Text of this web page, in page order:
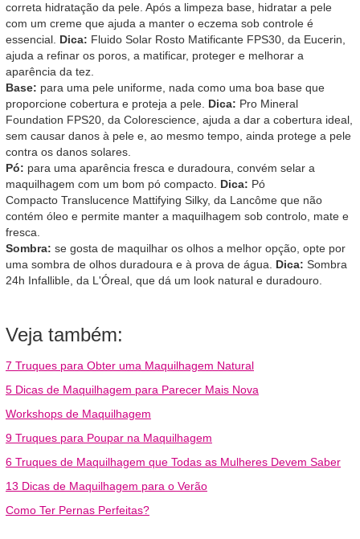
correta hidratação da pele. Após a limpeza base, hidratar a pele
com um creme que ajuda a manter o eczema sob controle é
essencial. Dica: Fluido Solar Rosto Matificante FPS30, da Eucerin,
ajuda a refinar os poros, a matificar, proteger e melhorar a
aparência da tez.
Base: para uma pele uniforme, nada como uma boa base que
proporcione cobertura e proteja a pele. Dica: Pro Mineral
Foundation FPS20, da Colorescience, ajuda a dar a cobertura ideal,
sem causar danos à pele e, ao mesmo tempo, ainda protege a pele
contra os danos solares.
Pó: para uma aparência fresca e duradoura, convém selar a
maquilhagem com um bom pó compacto. Dica: Pó
Compacto Translucence Mattifying Silky, da Lancôme que não
contém óleo e permite manter a maquilhagem sob controlo, mate e
fresca.
Sombra: se gosta de maquilhar os olhos a melhor opção, opte por
uma sombra de olhos duradoura e à prova de água. Dica: Sombra
24h Infallible, da L'Óreal, que dá um look natural e duradouro.
Veja também:
7 Truques para Obter uma Maquilhagem Natural
5 Dicas de Maquilhagem para Parecer Mais Nova
Workshops de Maquilhagem
9 Truques para Poupar na Maquilhagem
6 Truques de Maquilhagem que Todas as Mulheres Devem Saber
13 Dicas de Maquilhagem para o Verão
Como Ter Pernas Perfeitas?